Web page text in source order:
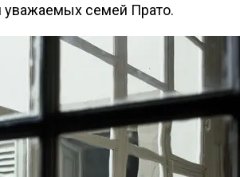
уважаемых семей Прато.